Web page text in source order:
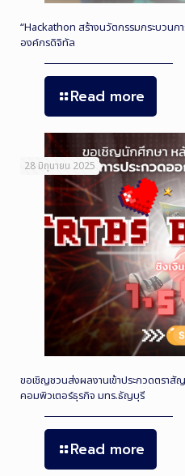
“Hackathon สร้างนวัตกรรมกระบวนก
องค์กรดิจิทัล
Read more
28 มิถุนายน 2025
ขอเชิญชวนส่งผลงานเข้าประกวดตรา
คอมพิวเตอร์ธุรกิจ มทร.ธัญบุรี
Read more